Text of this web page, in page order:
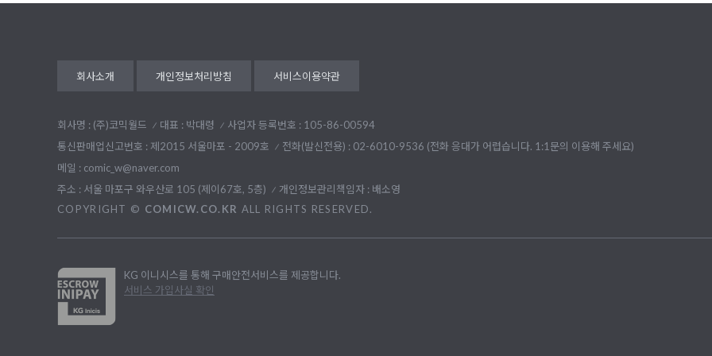
회사소개 개인정보처리방침 서비스이용약관
회사명 : (주)코믹월드 대표 : 박대령
사업자 등록번호 : 105-86-00594
통신판매업신고번호 : 제2015 서울마포 - 2009호
전화(발신전용) : 02-6010-9536 (전화 응대가 어렵습니다. 1:1문의 이용해 주세요)
메일 : comic_w@naver.com
주소 : 서울 마포구 와우산로 105 (제이67호, 5층)
개인정보관리책임자 : 배소영
COPYRIGHT © COMICW.CO.KR ALL RIGHTS RESERVED.
KG 이니시스를 통해 구매안전서비스를 제공합니다.
서비스 가입사실 확인